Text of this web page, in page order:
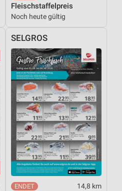
Fleischstaffelpreis
Noch heute gültig
SELGROS
14,8 km